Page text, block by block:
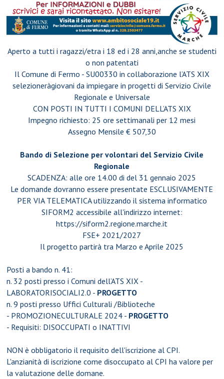
Aperto a tutti i ragazzi/etra i 18 ed i 28 anni,anche se studenti
o non patentati
Il Comune di Fermo - SU00330 in collaborazione l’ATS XIX
selezioneràgiovani da impiegare in progetti di Servizio Civile
Regionale e Universale
CON POSTI IN TUTTI I COMUNI DELL’ATS XIX
Impegno richiesto: 25 ore settimanali per 12 mesi
Assegno Mensile € 507,30
Bando di Selezione per volontari del Servizio Civile
Regionale
SCADENZA: alle ore 14.00 di del 31 gennaio 2025
Le domande dovranno essere presentate ESCLUSIVAMENTE
PER VIA TELEMATICA utilizzando il sistema informatico
SIFORM2 accessibile all'indirizzo internet:
https://siform2.regione.marche.it
FSE+ 2021/2027
Il progetto partirà tra Marzo e Aprile 2025
Posti a bando n. 41:
n. 32 posti presso i Comuni dell’ATS XIX -
LABORATORISOCIALI2.0 - PROGETTO
n. 9posti presso Uffici Culturali /Biblioteche
- PROMOZIONECULTURALE 2024 - PROGETTO
- Requisiti: DISOCCUPATI o INATTIVI
NON è obbligatorio il requisito dell'iscrizione al CPI.
L'anzianità di iscrizione come disoccupato al CPI ha valore per
la valutazione delle domane.